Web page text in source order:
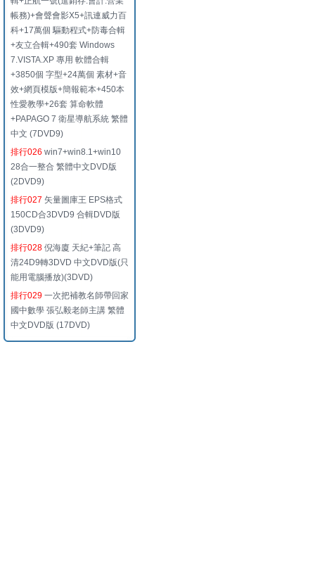
帳務)+會聲會影X5+訊連威力百
科+17萬個 驅動程式+防毒合輯
+友立合輯+490套 Windows
7.VISTA.XP 專用 軟體合輯
+3850個 字型+24萬個 素材+音
效+網頁模版+簡報範本+450本
性愛教學+26套 算命軟體
+PAPAGO 7 衛星導航系統 繁體
中文 (7DVD9)
排行026 win7+win8.1+win10
28合一整合 繁體中文DVD版
(2DVD9)
排行027 矢量圖庫王 EPS格式
150CD合3DVD9 合輯DVD版
(3DVD9)
排行028 倪海廈 天紀+筆記 高
清24D9轉3DVD 中文DVD版(只
能用電腦播放)(3DVD)
排行029 一次把補教名師帶回家
國中數學 張弘毅老師主講 繁體
中文DVD版 (17DVD)